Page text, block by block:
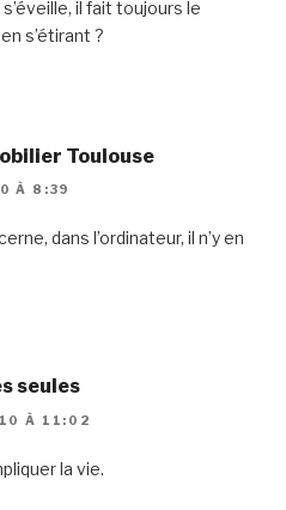
il fait toujours le
s’étirant ?
Toulouse
À 8:39
dans l’ordinateur, il n’y en
seules
À 11:02
la vie.